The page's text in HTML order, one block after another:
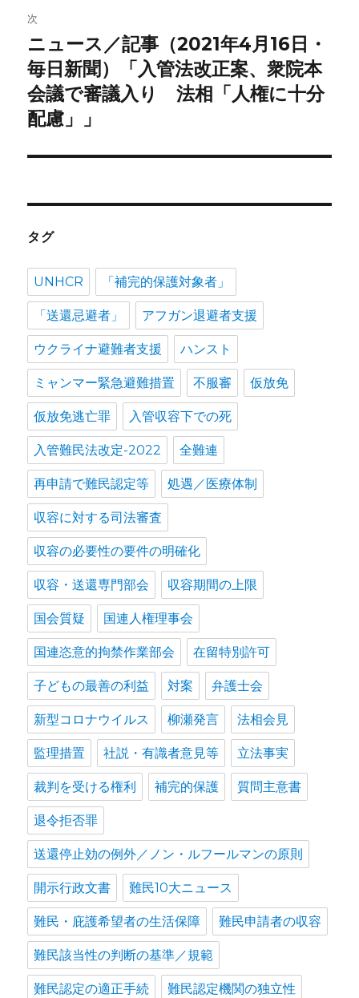
ゲ
ー
シ
ョ
ン
次
次
の
投
稿:
ニュース／記事（2021年4月16日・
毎日新聞）「入管法改正案、衆院本
会議で審議入り 法相「人権に十分
配慮」」
タグ
UNHCR 「補完的保護対象者」
「送還忌避者」 アフガン退避者支援
ウクライナ避難者支援 ハンスト
ミャンマー緊急避難措置 不服審 仮放免
仮放免逃亡罪 入管収容下での死
入管難民法改定-2022 全難連
再申請で難民認定等 処遇／医療体制
収容に対する司法審査
収容の必要性の要件の明確化
収容・送還専門部会 収容期間の上限
国会質疑 国連人権理事会
国連恣意的拘禁作業部会 在留特別許可
子どもの最善の利益 対案 弁護士会
新型コロナウイルス 柳瀬発言 法相会見
監理措置 社説・有識者意見等 立法事実
裁判を受ける権利 補完的保護 質問主意書
退令拒否罪
送還停止効の例外／ノン・ルフールマンの原則
開示行政文書 難民10大ニュース
難民・庇護希望者の生活保障 難民申請者の収容
難民該当性の判断の基準／規範
難民認定の適正手続 難民認定機関の独立性